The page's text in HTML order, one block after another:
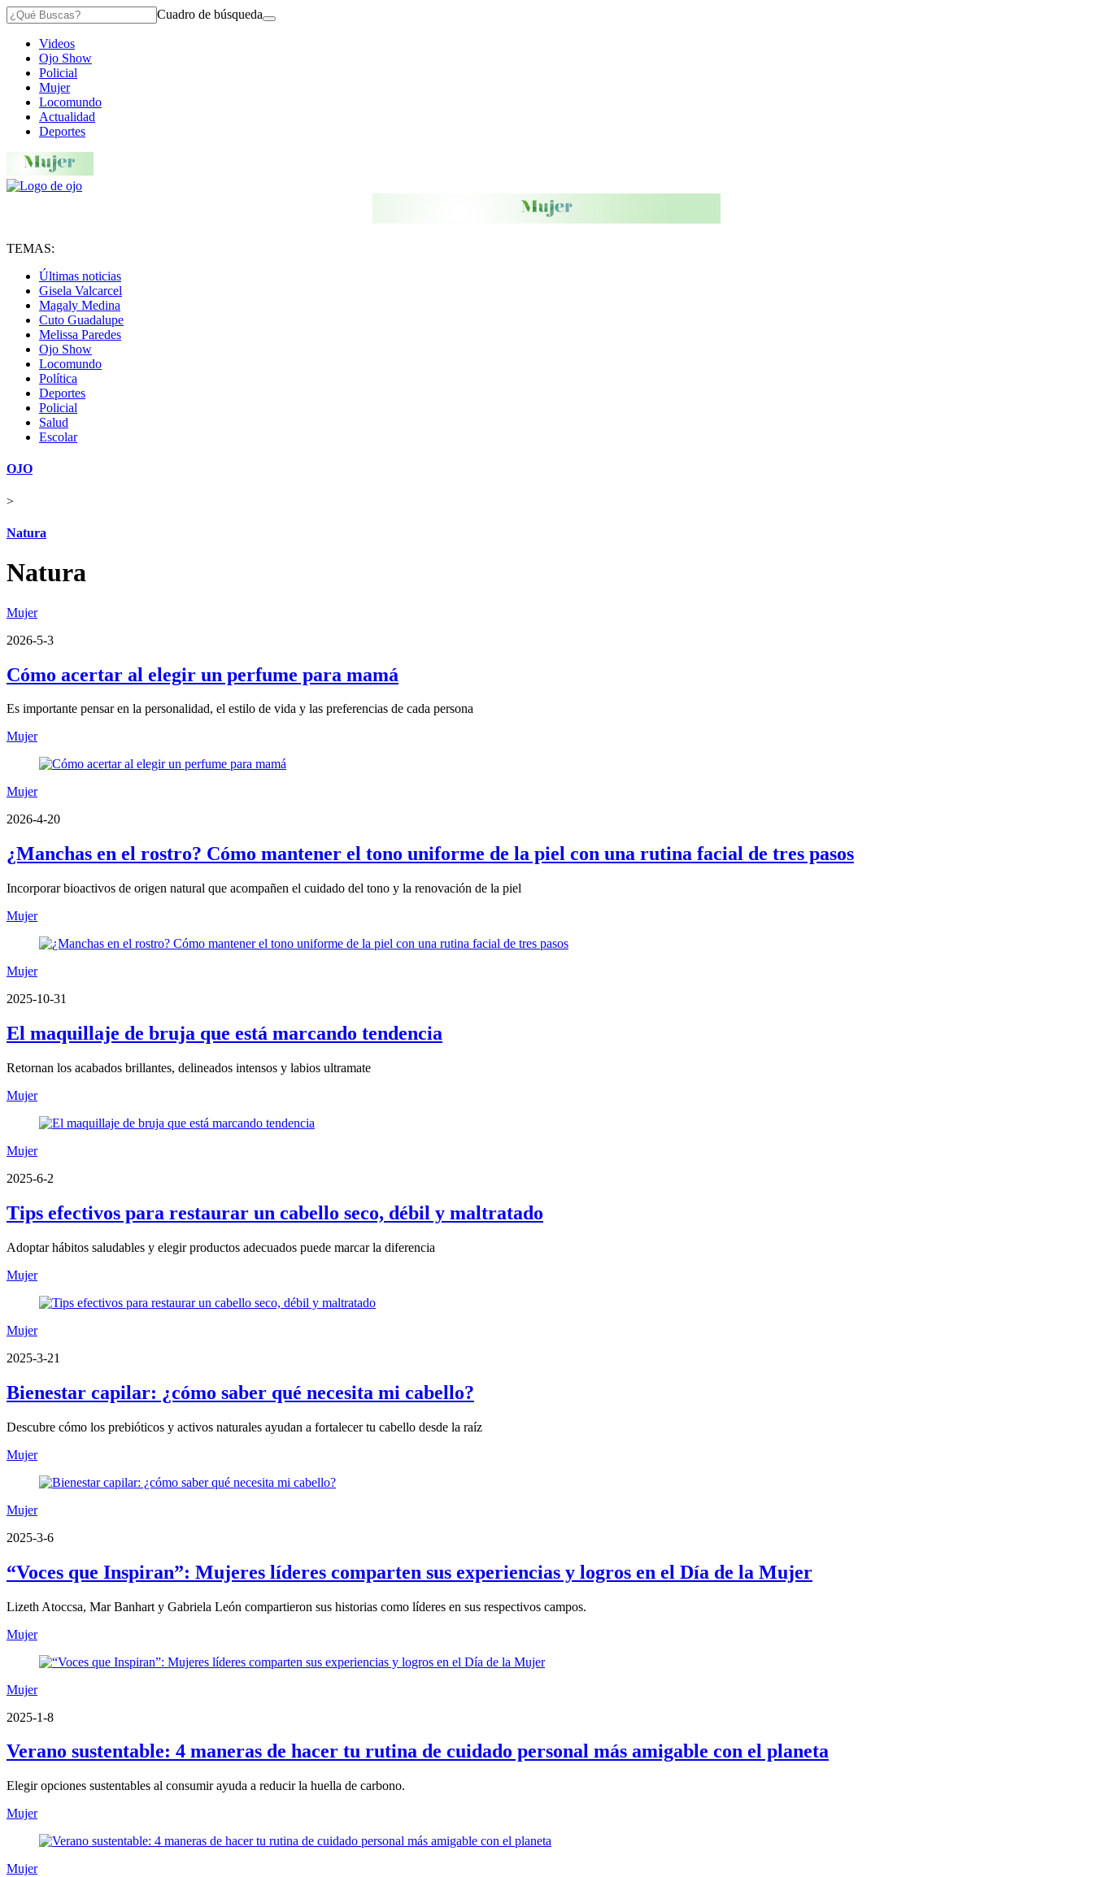
Cuadro de búsqueda
Videos
Ojo Show
Policial
Mujer
Locomundo
Actualidad
Deportes
TEMAS:
Últimas noticias
Gisela Valcarcel
Magaly Medina
Cuto Guadalupe
Melissa Paredes
Ojo Show
Locomundo
Política
Deportes
Policial
Salud
Escolar
OJO
>
Natura
Natura
Mujer
2026-5-3
Cómo acertar al elegir un perfume para mamá
Es importante pensar en la personalidad, el estilo de vida y las preferencias de cada persona
Mujer
Mujer
2026-4-20
¿Manchas en el rostro? Cómo mantener el tono uniforme de la piel con una rutina facial de tres pasos
Incorporar bioactivos de origen natural que acompañen el cuidado del tono y la renovación de la piel
Mujer
Mujer
2025-10-31
El maquillaje de bruja que está marcando tendencia
Retornan los acabados brillantes, delineados intensos y labios ultramate
Mujer
Mujer
2025-6-2
Tips efectivos para restaurar un cabello seco, débil y maltratado
Adoptar hábitos saludables y elegir productos adecuados puede marcar la diferencia
Mujer
Mujer
2025-3-21
Bienestar capilar: ¿cómo saber qué necesita mi cabello?
Descubre cómo los prebióticos y activos naturales ayudan a fortalecer tu cabello desde la raíz
Mujer
Mujer
2025-3-6
“Voces que Inspiran”: Mujeres líderes comparten sus experiencias y logros en el Día de la Mujer
Lizeth Atoccsa, Mar Banhart y Gabriela León compartieron sus historias como líderes en sus respectivos campos.
Mujer
Mujer
2025-1-8
Verano sustentable: 4 maneras de hacer tu rutina de cuidado personal más amigable con el planeta
Elegir opciones sustentables al consumir ayuda a reducir la huella de carbono.
Mujer
Mujer